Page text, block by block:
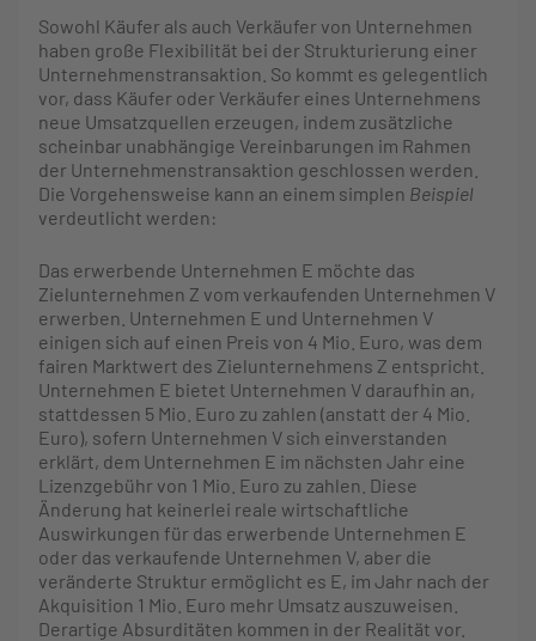
Sowohl Käufer als auch Verkäufer von Unternehmen
haben große Flexibilität bei der Strukturierung einer
Unternehmenstransaktion. So kommt es gelegentlich
vor, dass Käufer oder Verkäufer eines Unternehmens
neue Umsatzquellen erzeugen, indem zusätzliche
scheinbar unabhängige Vereinbarungen im Rahmen
der Unternehmenstransaktion geschlossen werden.
Die Vorgehensweise kann an einem simplen Beispiel
verdeutlicht werden:
Das erwerbende Unternehmen E möchte das
Zielunternehmen Z vom verkaufenden Unternehmen V
erwerben. Unternehmen E und Unternehmen V
einigen sich auf einen Preis von 4 Mio. Euro, was dem
fairen Marktwert des Zielunternehmens Z entspricht.
Unternehmen E bietet Unternehmen V daraufhin an,
stattdessen 5 Mio. Euro zu zahlen (anstatt der 4 Mio.
Euro), sofern Unternehmen V sich einverstanden
erklärt, dem Unternehmen E im nächsten Jahr eine
Lizenzgebühr von 1 Mio. Euro zu zahlen. Diese
Änderung hat keinerlei reale wirtschaftliche
Auswirkungen für das erwerbende Unternehmen E
oder das verkaufende Unternehmen V, aber die
veränderte Struktur ermöglicht es E, im Jahr nach der
Akquisition 1 Mio. Euro mehr Umsatz auszuweisen.
Derartige Absurditäten kommen in der Realität vor.